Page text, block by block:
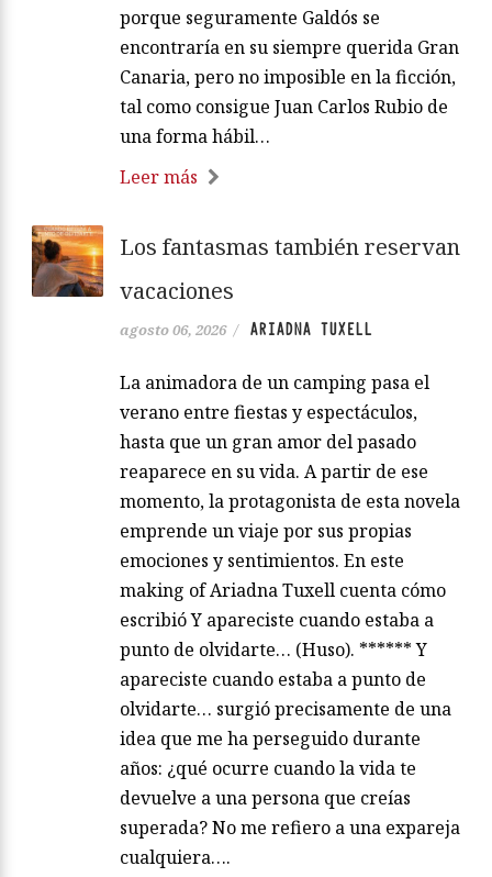
porque seguramente Galdós se
encontraría en su siempre querida Gran
Canaria, pero no imposible en la ficción,
tal como consigue Juan Carlos Rubio de
una forma hábil…
Leer más
Los fantasmas también reservan
vacaciones
agosto 06, 2026 / ARIADNA TUXELL
La animadora de un camping pasa el
verano entre fiestas y espectáculos,
hasta que un gran amor del pasado
reaparece en su vida. A partir de ese
momento, la protagonista de esta novela
emprende un viaje por sus propias
emociones y sentimientos. En este
making of Ariadna Tuxell cuenta cómo
escribió Y apareciste cuando estaba a
punto de olvidarte… (Huso). ****** Y
apareciste cuando estaba a punto de
olvidarte… surgió precisamente de una
idea que me ha perseguido durante
años: ¿qué ocurre cuando la vida te
devuelve a una persona que creías
superada? No me refiero a una expareja
cualquiera….